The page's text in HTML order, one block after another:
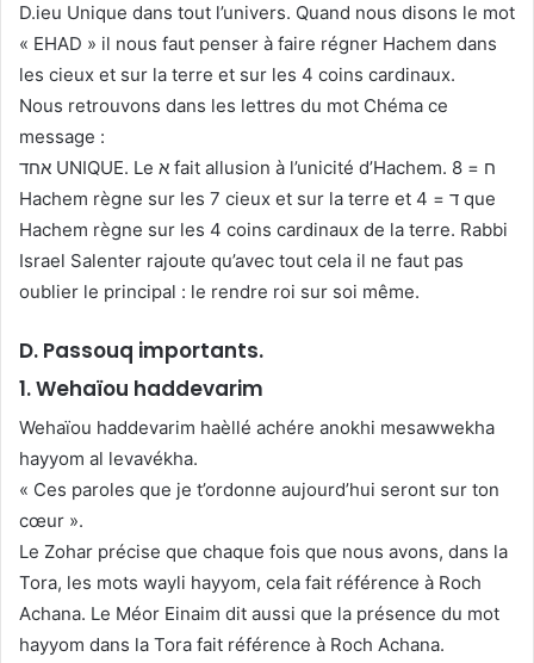
D.ieu Unique dans tout l’univers. Quand nous disons le mot
« EHAD » il nous faut penser à faire régner Hachem dans
les cieux et sur la terre et sur les 4 coins cardinaux.
Nous retrouvons dans les lettres du mot Chéma ce
message :
אחד UNIQUE. Le א fait allusion à l’unicité d’Hachem. ח = 8
Hachem règne sur les 7 cieux et sur la terre et ד = 4 que
Hachem règne sur les 4 coins cardinaux de la terre. Rabbi
Israel Salenter rajoute qu’avec tout cela il ne faut pas
oublier le principal : le rendre roi sur soi même.
D. Passouq importants.
1. Wehaïou haddevarim
Wehaïou haddevarim haèllé achére anokhi mesawwekha
hayyom al levavékha.
« Ces paroles que je t’ordonne aujourd’hui seront sur ton
cœur ».
Le Zohar précise que chaque fois que nous avons, dans la
Tora, les mots wayli hayyom, cela fait référence à Roch
Achana. Le Méor Einaim dit aussi que la présence du mot
hayyom dans la Tora fait référence à Roch Achana.